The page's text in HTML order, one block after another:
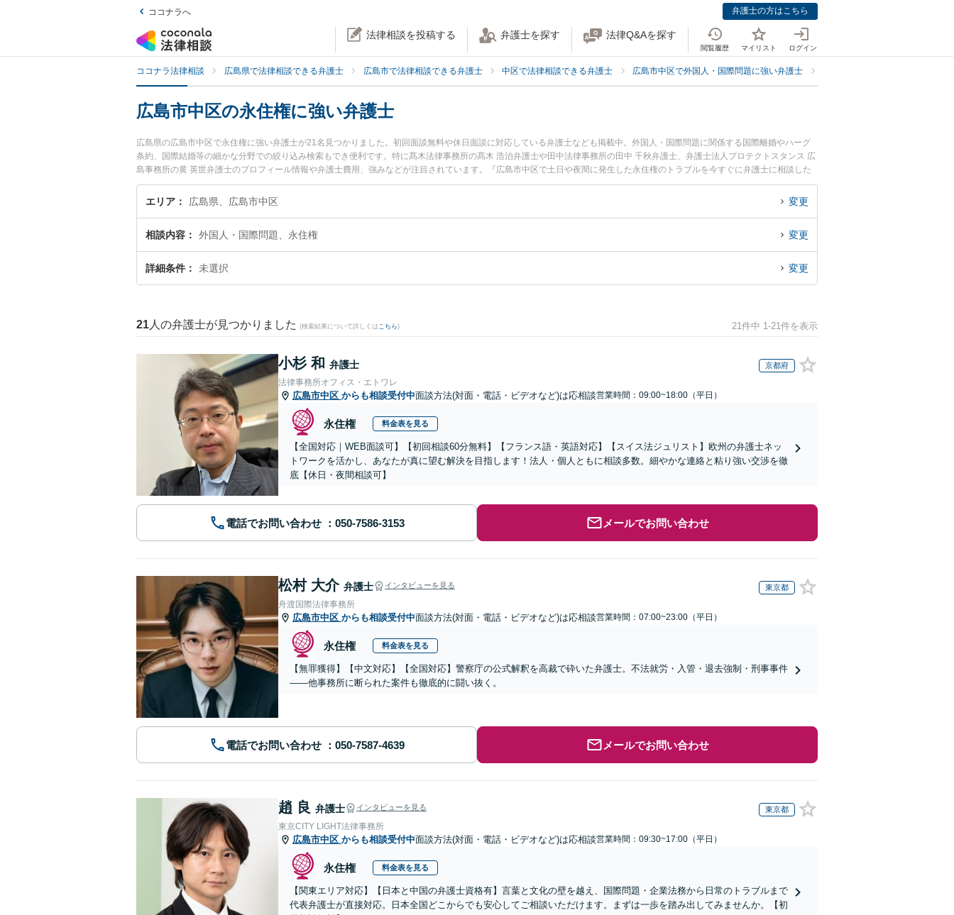
ココナラへ 弁護士の方はこちら
法律相談を投稿する 弁護士を探す 法律Q&Aを探す
閲覧履歴 マイリスト ログイン
ココナラ法律相談 広島県で法律相談できる弁護士 広島市で法律相談できる弁護士 中区で法律相談できる弁護士 広島市中区で外国人・国際問題に強い弁護士
広島市中区の永住権に強い弁護士
広島県の広島市中区で永住権に強い弁護士が21名見つかりました。初回面談無料や休日面談に対応している弁護士なども掲載中。外国人・国際問題に関係する国際離婚やハーグ
条約、国際結婚等の細かな分野での絞り込み検索もでき便利です。特に髙木法律事務所の髙木 浩治弁護士や田中法律事務所の田中 千秋弁護士、弁護士法人プロテクトスタンス 広
島事務所の黄 英世弁護士のプロフィール情報や弁護士費用、強みなどが注目されています。『広島市中区で土日や夜間に発生した永住権のトラブルを今すぐに弁護士に相談した
い』『永住権のトラブル解決の実績豊富な近くの弁護士を検索したい』『初回相談無料で永住権を法律相談できる広島市中区内の弁護士に相談予約したい』などでお困りの相談者
さんにおすすめです。
エリア 広島県、広島市中区 変更
相談内容 外国人・国際問題、永住権 変更
詳細条件 未選択 変更
21 人の弁護士が見つかりました (検索結果について詳しくは こちら) 21件中 1-21件を表示
小杉 和 弁護士 京都府
法律事務所オフィス・エトワレ
広島市中区 からも相談受付中面談方法(対面・電話・ビデオなど)は応相談営業時間：09:00~18:00（平日）
永住権 料金表を見る
【全国対応｜WEB面談可】【初回相談60分無料】【フランス語・英語対応】【スイス法ジュリスト】欧州の弁護士ネッ
トワークを活かし、あなたが真に望む解決を目指します！法人・個人ともに相談多数。細やかな連絡と粘り強い交渉を徹
底【休日・夜間相談可】
電話でお問い合わせ メールでお問い合わせ
松村 大介 弁護士 インタビューを見る 東京都
舟渡国際法律事務所
広島市中区 からも相談受付中面談方法(対面・電話・ビデオなど)は応相談営業時間：07:00~23:00（平日）
永住権 料金表を見る
【無罪獲得】【中文対応】【全国対応】警察庁の公式解釈を高裁で砕いた弁護士。不法就労・入管・退去強制・刑事事件
——他事務所に断られた案件も徹底的に闘い抜く。
電話でお問い合わせ メールでお問い合わせ
趙 良 弁護士 インタビューを見る 東京都
東京CITY LIGHT法律事務所
広島市中区 からも相談受付中面談方法(対面・電話・ビデオなど)は応相談営業時間：09:30~17:00（平日）
永住権 料金表を見る
【関東エリア対応】【日本と中国の弁護士資格有】言葉と文化の壁を越え、国際問題・企業法務から日常のトラブルまで
代表弁護士が直接対応。日本全国どこからでも安心してご相談いただけます。まずは一歩を踏み出してみませんか。【初